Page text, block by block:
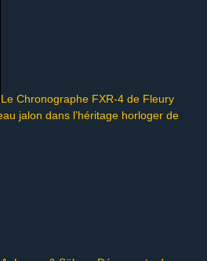
Le Chronographe FXR-4 de Fleury
jalon dans l’héritage horloger de